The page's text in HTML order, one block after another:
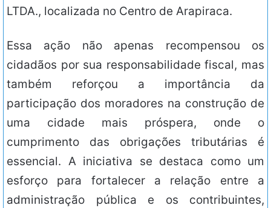
LTDA., localizada no Centro de Arapiraca.
Essa ação não apenas recompensou os
cidadãos por sua responsabilidade fiscal, mas
também reforçou a importância da
participação dos moradores na construção de
uma cidade mais próspera, onde o
cumprimento das obrigações tributárias é
essencial. A iniciativa se destaca como um
esforço para fortalecer a relação entre a
administração pública e os contribuintes,